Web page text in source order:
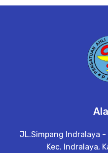
JL.Simpang Indralaya
Kec. Indralaya,